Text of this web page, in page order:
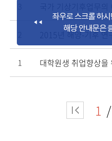
국가 기상기후업무
2015년 해양-기후 연
1 대학원생 취업향상을
1